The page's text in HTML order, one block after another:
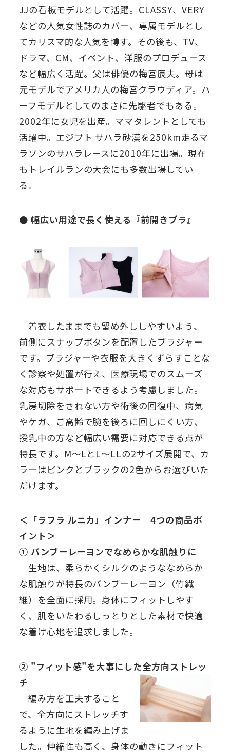
JJの看板モデルとして活躍。CLASSY、VERY
などの人気女性誌のカバー、専属モデルとし
てカリスマ的な人気を博す。その後も、TV、
ドラマ、CM、イベント、洋服のプロデュース
など幅広く活躍。父は俳優の梅宮辰夫。母は
元モデルでアメリカ人の梅宮クラウディア。ハ
ーフモデルとしてのまさに先駆者でもある。
2002年に女児を出産。ママタレントとしても
活躍中。エジプト サハラ砂漠を250km走るマ
ラソンのサハラレースに2010年に出場。現在
もトレイルランの大会にも多数出場してい
る。
● 幅広い用途で長く使える『前開きブラ』
着衣したままでも留め外ししやすいよう、
前側にスナップボタンを配置したブラジャー
です。ブラジャーや衣服を大きくずらすことな
く診察や処置が行え、医療現場でのスムーズ
な対応もサポートできるよう考慮しました。
乳房切除をされない方や術後の回復中、病気
やケガ、ご高齢で腕を後ろに回しにくい方、
授乳中の方など幅広い需要に対応できる点が
特長です。M～LとL～LLの2サイズ展開で、カ
ラーはピンクとブラックの2色からお選びいた
だけます。
＜「ラフラ ルニカ」インナー 4つの商品ポ
イント＞
① バンブーレーヨンでなめらかな肌触りに
生地は、柔らかくシルクのようななめらか
な肌触りが特長のバンブーレーヨン（竹繊
維）を全面に採用。身体にフィットしやす
く、肌をいたわるしっとりとした素材で快適
な着け心地を追求しました。
② "フィット感"を大事にした全方向ストレッ
チ
編み方を工夫すること
で、全方向にストレッチす
るように生地を編み上げま
した。伸縮性も高く、身体の動きにフィット